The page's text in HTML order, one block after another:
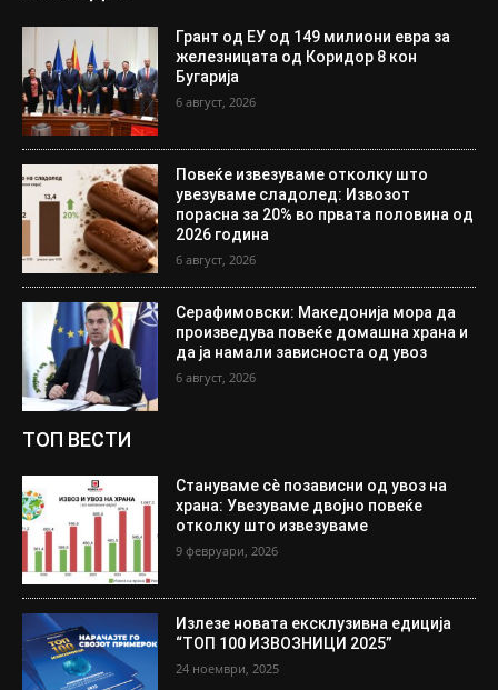
Грант од ЕУ од 149 милиони евра за
железницата од Коридор 8 кон
Бугарија
6 август, 2026
Повеќе извезуваме отколку што
увезуваме сладолед: Извозот
порасна за 20% во првата половина од
2026 година
6 август, 2026
Серафимовски: Македонија мора да
произведува повеќе домашна храна и
да ја намали зависноста од увоз
6 август, 2026
ТОП ВЕСТИ
Стануваме сè позависни од увоз на
храна: Увезуваме двојно повеќе
отколку што извезуваме
9 февруари, 2026
Излезе новата ексклузивна едиција
“ТОП 100 ИЗВОЗНИЦИ 2025”
24 ноември, 2025